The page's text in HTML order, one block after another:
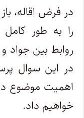
در فرض اقاله،
را به طور
روابط بین جواد
در این سوال
اهمیت موضوع
خواهیم داد.